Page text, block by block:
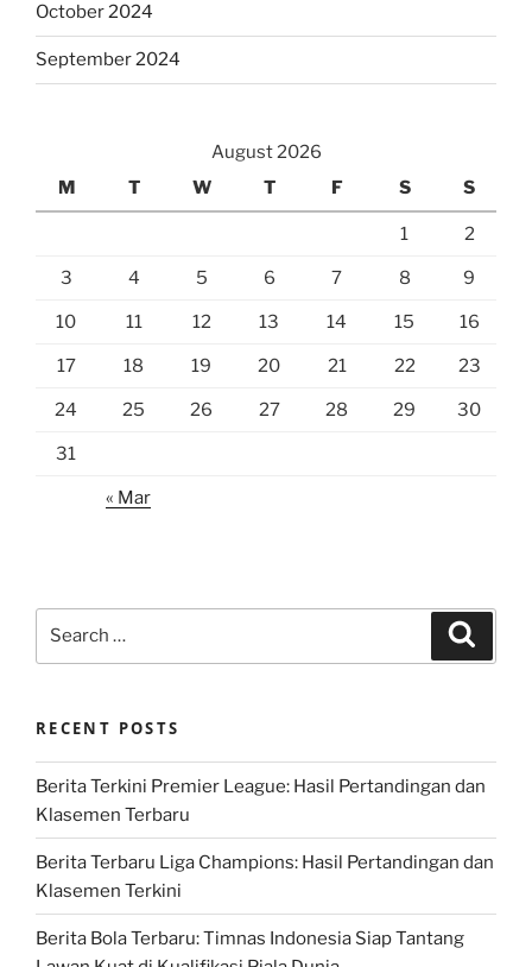
October 2024
September 2024
August 2026
M
T W T F S S
1 2
3 4 5 6 7 8 9
10 11 12 13 14 15 16
17 18 19 20 21 22 23
24 25 26 27 28 29 30
31
« Mar
RECENT POSTS
Berita Terkini Premier League: Hasil Pertandingan dan
Klasemen Terbaru
Berita Terbaru Liga Champions: Hasil Pertandingan dan
Klasemen Terkini
Berita Bola Terbaru: Timnas Indonesia Siap Tantang